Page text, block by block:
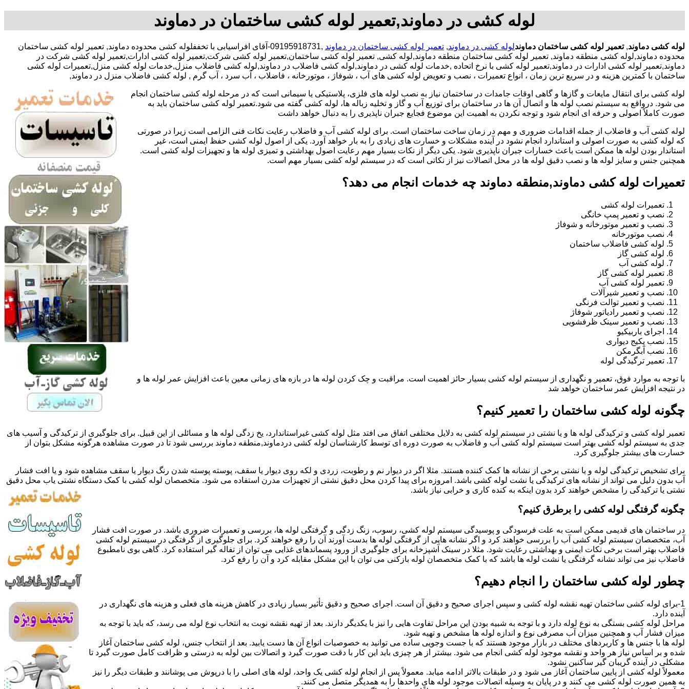
لوله کشی در دماوند,تعمیر لوله کشی ساختمان در دماوند
لوله کشی دماوند,تعمیر لوله کشی ساختمان دماوندلوله کشی در دماوند, تعمیر لوله کشی ساختمان در دماوند
,09195918731-آقای افراسیابی با تخففلوله کشی محدوده دماوند, تعمیر لوله کشی ساختمان
محدوده دماوند,لوله کشی منطقه دماوند, تعمیر لوله کشی ساختمان منطقه دماوند,لوله کشی, تعمیر لوله کشی ساختمان,تعمیر لوله کشی شرکت,تعمیر لوله کشی ادارات,تعمیر لوله کشی شرکت در
دماوند,تعمیر لوله کشی ادارات در دماوند,تعمیر لوله کشی با نرخ اتحاده ,خدمات لوله کشی در دماوند,لوله کشی فاضلاب در دماوند,لوله کشی فاضلاب منزل,خدمات لوله کشی منزل,تعمیرات لوله کشی
ساختمان با کمترین هزینه و در سریع ترین زمان ، انواع تعمیرات ، نصب و تعویض لوله کشی های آب ، شوفاژ ، موتورخانه ، فاضلاب ، آب سرد ، آب گرم , لوله کشی فاضلاب منزل در دماوند,
لوله کشی برای انتقال مایعات و گازها و گاهی اوقات جامدات در ساختمان نیاز به نصب لوله های فلزی، پلاستیکی یا سیمانی است که در مرحله لوله کشی ساختمان انجام
می شود. درواقع به سیستم نصب لوله ها و اتصال آن ها در ساختمان برای توزیع آب و گاز و تخلیه زباله ها، لوله کشی گفته می شود.تعمیر لوله کشی ساختمان باید به
صورت کاملاً اصولی و حرفه ای انجام شود و توجه نکردن به اهمیت این موضوع فجایع جبران ناپذیری را به دنبال خواهد داشت
لوله کشی آب و فاضلاب از جمله اقدامات ضروری و مهم در زمان ساخت ساختمان است. برای لوله کشی آب و فاضلاب رعایت نکات فنی الزامی است زیرا در صورتی
که لوله کشی به صورت اصولی و استاندارد انجام نشود در آینده مشکلات و خسارت های زیادی را به بار خواهد آورد. یکی از اصول لوله کشی حفظ ایمنی است، غیر
استاندار بودن لوله ها ممکن است باعث خسارات جبران ناپذیری شود. یکی دیگر از نکات بسیار مهم رعایت اصول بهداشتی و تمیزی لوله ها و تجهیزات لوله کشی است.
همچنین جنس و سایز لوله ها و نصب دقیق لوله ها در محل اتصالات نیز از نکاتی است که در سیستم لوله کشی بسیار مهم است.
تعمیرات لوله کشی دماوند,منطقه دماوند چه خدمات انجام می دهد؟
تعمیرات لوله کشی
نصب و تعمیر پمپ خانگی
نصب و تعمیر موتورخانه و شوفاژ
نصب موتورخانه
لوله کشی فاضلاب ساختمان
لوله کشی گاز
لوله کشی آب
تعمیر لوله کشی گاز
تعمیر لوله کشی آب
نصب و تعمیر شیرآلات
نصب و تعمیر توالت فرنگی
نصب و تعمیر رادیاتور شوفاژ
نصب و تعمیر سینک ظرفشویی
اجرای باربیکیو
نصب پکیج دیواری
نصب آبگرمکن
تعمیر ترگیدگی لوله
با توجه به موارد فوق، تعمیر و نگهداری از سیستم لوله کشی بسیار حائز اهمیت است. مراقبت و چک کردن لوله ها در بازه های زمانی معین باعث افزایش عمر لوله ها و
در نتیجه افزایش عمر ساختمان خواهد شد
چگونه لوله کشی ساختمان را تعمیر کنیم؟
تعمیر لوله کشی و ترکیدگی لوله ها و یا نشتی در سیستم لوله کشی به دلایل مختلفی اتفاق می افتد مثل لوله کشی غیراستاندارد، یخ زدگی لوله ها و مسائلی از این قبیل. برای جلوگیری از ترکیدگی و آسیب های
جدی به سیستم لوله کشی بهتر است سیستم لوله کشی آب و فاضلاب به صورت دوره ای توسط کارشناسان لوله کشی دردماوند,منطقه دماوند بررسی شود تا در صورت مشاهده هرگونه مشکل بتوان از
خسارت های بیشتر جلوگیری کرد.
برای تشخیص ترکیدگی لوله و یا نشتی برخی از نشانه ها کمک کننده هستند. مثلا اگر در دیوار نم و رطوبت، زردی و لکه روی دیوار یا سقف، پوسته پوسته شدن رنگ دیوار یا سقف مشاهده شود و یا افت فشار
آب بدون دلیل می تواند از نشانه های ترکیدگی یا نشت لوله کشی باشد. امروزه برای پیدا کردن محل دقیق نشتی از تجهیزات مدرن استفاده می شود. متخصصان لوله کشی با کمک دستگاه نشتی یاب محل دقیق
نشتی یا ترکیدگی را مشخص خواهند کرد بدون اینکه به کنده کاری و خرابی نیاز باشد.
چگونه گرفتگی لوله کشی را برطرق کنیم؟
در ساختمان های قدیمی ممکن است به علت فرسودگی و پوسیدگی سیستم لوله کشی، رسوب، زنگ زدگی و گرفتگی لوله ها، بررسی و تعمیرات ضروری باشد. در صورت افت فشار
آب، متخصصان سیستم لوله کشی آب را بررسی خواهند کرد و اگر نشانه هایی از گرفتگی لوله ها بدست آورند آن را رفع خواهند کرد. برای جلوگیری از گرفتگی در سیستم لوله کشی
فاضلاب بهتر است برخی نکات ایمنی و بهداشتی رعایت شود. مثلا در سینک آشپزخانه برای جلوگیری از ورود پسماندهای غذایی می توان از تفاله گیر استفاده کرد. گاهی بوی نامطبوع
فاضلاب نیز می تواند نشانه گرفتگی یا نشت لوله ها باشد که با کمک متخصصان لوله بازکنی می توان با این مشکل مقابله کرد و آن را رفع کرد.
چطور لوله کشی ساختمان را انجام دهیم؟
1-برای لوله کشی ساختمان تهیه نقشه لوله کشی و سپس اجرای صحیح و دقیق آن است. اجرای صحیح و دقیق تأثیر بسیار زیادی در کاهش هزینه های فعلی و هزینه های نگهداری در
آینده دارد.
مراحل لوله کشی بستگی به نوع لوله دارد و با توجه به شبیه بودن این مراحل تفاوت هایی را نیز با یکدیگر دارند. بعد از تهیه نقشه نوبت به انتخاب نوع لوله می رسد، که باید با توجه به
میزان فشار آب و همچنین میزان آب مصرفی نوع و اندازه لوله ها مشخص و تهیه شود.
لوله ها با جنس ها و کاربردهای مختلف در بازار موجود هستند که با جست وجویی ساده می توانید به خصوصیات انواع آن ها دست یابید. بعد از انتخاب جنس، لوله کشی ساختمان آغاز
شده و بر اساس نیاز هر واحد و نقشه موجود لوله کشی انجام می شود. بیشتر از هر چیزی باید این کار با دقت صورت گیرد و اتصالات بین لوله به درستی و ظرافت کامل صورت گیرد تا
مشکلی در آینده گریبان گیر ساکنین نشود.
معمولاً لوله کشی از پایین ساختمان آغاز می شود و در طبقات بالاتر ادامه میابد. معمولاً پس از انجام لوله کشی یک واحد، لوله های اصلی را با درپوش می پوشانند و طبقات دیگر را نیز
به همین صورت لوله کشی می کنند و در پایان به وسیله اتصالات موجود لوله های واحدها را به همدیگر متصل می کنند.